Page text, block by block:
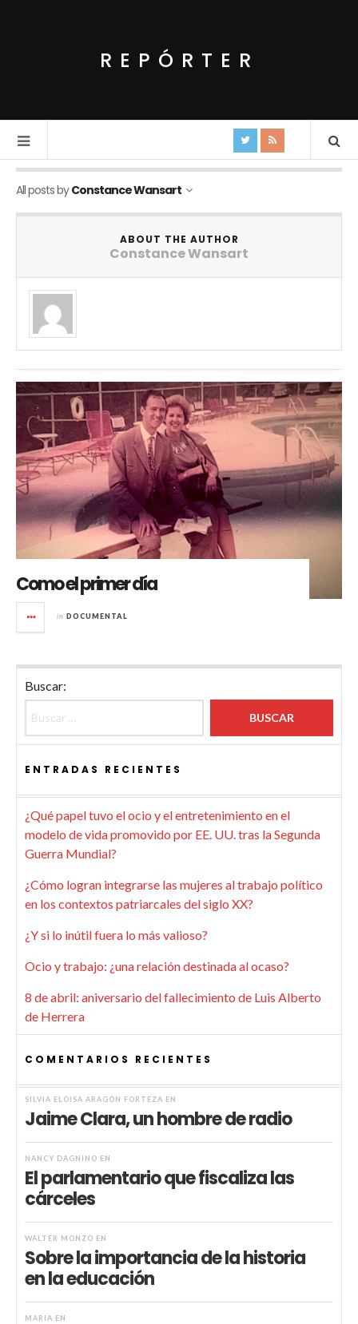
REPÓRTER
All posts byConstance Wansart
ABOUT THE AUTHOR
Constance Wansart
Como el primer día
in DOCUMENTAL
Buscar:
ENTRADAS RECIENTES
¿Qué papel tuvo el ocio y el entretenimiento en el
modelo de vida promovido por EE. UU. tras la Segunda
Guerra Mundial?
¿Cómo logran integrarse las mujeres al trabajo político
en los contextos patriarcales del siglo XX?
¿Y si lo inútil fuera lo más valioso?
Ocio y trabajo: ¿una relación destinada al ocaso?
8 de abril: aniversario del fallecimiento de Luis Alberto
de Herrera
COMENTARIOS RECIENTES
SILVIA ELOISA ARAGÓN FORTEZA EN
Jaime Clara, un hombre de radio
NANCY DAGNINO EN
El parlamentario que fiscaliza las
cárceles
WALTER MONZÓ EN
Sobre la importancia de la historia
en la educación
MARIA EN